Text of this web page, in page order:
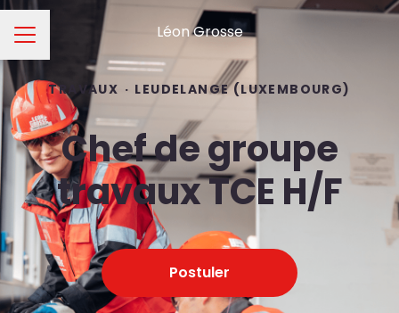
Léon Grosse
Menu carrière
TRAVAUX · LEUDELANGE (LUXEMBOURG)
Chef de groupe
travaux TCE H/F
Postuler